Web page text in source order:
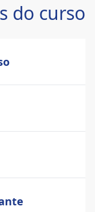
do curso